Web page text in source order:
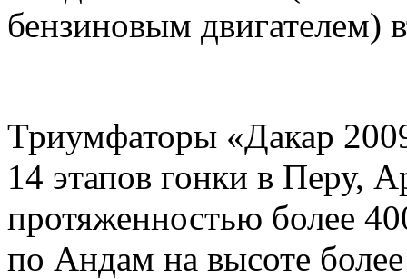
бензиновым двигателем)
Триумфаторы «Дакар
14 этапов гонки в Перу,
протяженностью более
по Андам на высоте